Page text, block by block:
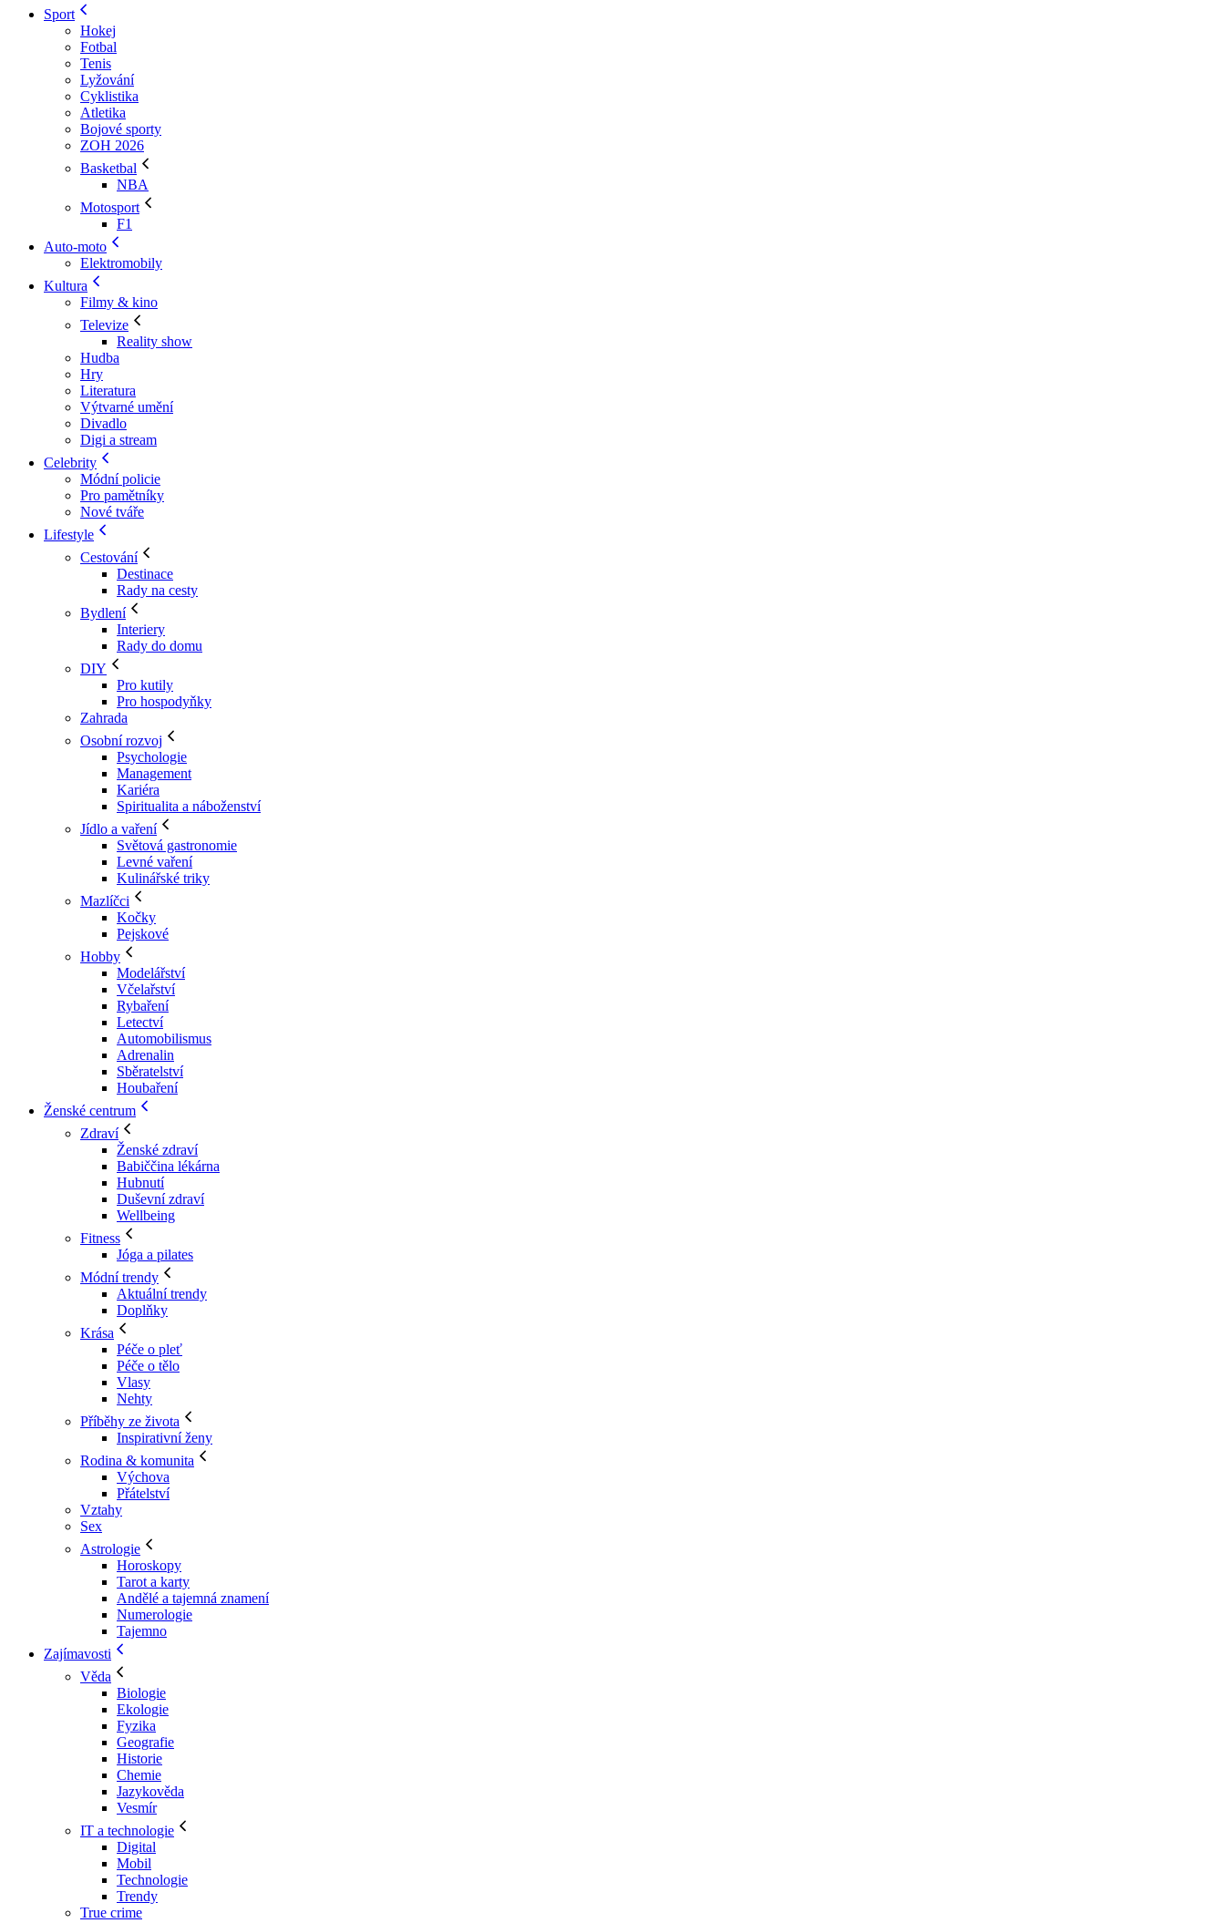
Sport
Hokej
Fotbal
Tenis
Lyžování
Cyklistika
Atletika
Bojové sporty
ZOH 2026
Basketbal
NBA
Motosport
F1
Auto-moto
Elektromobily
Kultura
Filmy & kino
Televize
Reality show
Hudba
Hry
Literatura
Výtvarné umění
Divadlo
Digi a stream
Celebrity
Módní policie
Pro pamětníky
Nové tváře
Lifestyle
Cestování
Destinace
Rady na cesty
Bydlení
Interiery
Rady do domu
DIY
Pro kutily
Pro hospodyňky
Zahrada
Osobní rozvoj
Psychologie
Management
Kariéra
Spiritualita a náboženství
Jídlo a vaření
Světová gastronomie
Levné vaření
Kulinářské triky
Mazlíčci
Kočky
Pejskové
Hobby
Modelářství
Včelařství
Rybaření
Letectví
Automobilismus
Adrenalin
Sběratelství
Houbaření
Ženské centrum
Zdraví
Ženské zdraví
Babiččina lékárna
Hubnutí
Duševní zdraví
Wellbeing
Fitness
Jóga a pilates
Módní trendy
Aktuální trendy
Doplňky
Krása
Péče o pleť
Péče o tělo
Vlasy
Nehty
Příběhy ze života
Inspirativní ženy
Rodina & komunita
Výchova
Přátelství
Vztahy
Sex
Astrologie
Horoskopy
Tarot a karty
Andělé a tajemná znamení
Numerologie
Tajemno
Zajímavosti
Věda
Biologie
Ekologie
Fyzika
Geografie
Historie
Chemie
Jazykověda
Vesmír
IT a technologie
Digital
Mobil
Technologie
Trendy
True crime